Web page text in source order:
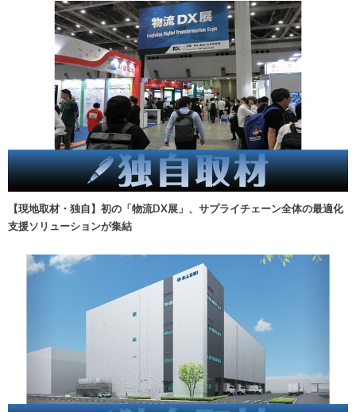
【現地取材・独自】初の「物流DX展」、サプライチェーン全体の最適化
支援ソリューションが集結